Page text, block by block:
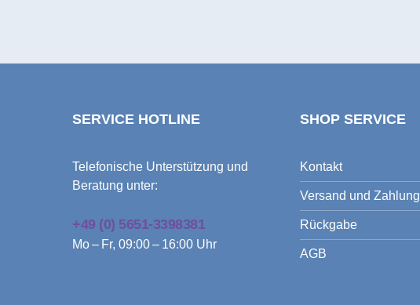
SERVICE HOTLINE
Telefonische Unterstützung und
Beratung unter:
+49 (0) 5651-3398381
Mo – Fr, 09:00 – 16:00 Uhr
SHOP SERVICE
Kontakt
Versand und Zahlung
Rückgabe
AGB